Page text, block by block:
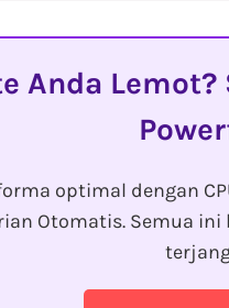
Anda Lemot?
optimal dengan
Otomatis. Semua